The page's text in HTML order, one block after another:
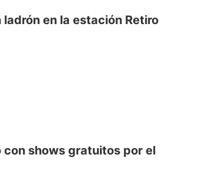
en la estación Retiro
con shows gratuitos por el